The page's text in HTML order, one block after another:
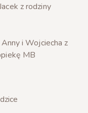
z rodziny
i Wojciecha z
MB